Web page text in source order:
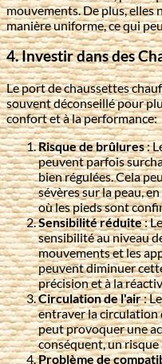
mouvements. De plus, elles
manière uniforme, ce qui
4. Investir dans des
Le port de chaussettes
souvent déconseillé pour
confort et à la performance:
Risque de brûlures:
peuvent parfois
bien régulées. Cela
sévères sur la peau,
où les pieds sont
Sensibilité réduite:
sensibilité au niveau
mouvements et les
peuvent diminuer
précision et à la
Circulation de l'air:
entraver la circulation
peut provoquer une
conséquent, un
Problème de